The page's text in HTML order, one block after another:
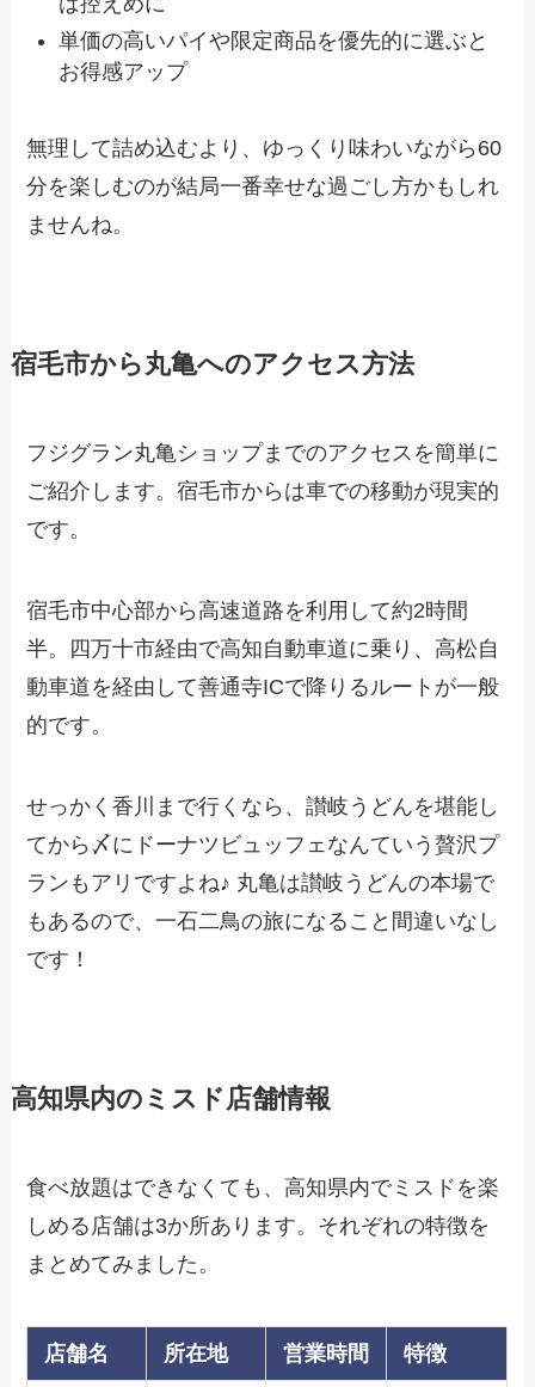
単価の高いパイや限定商品を優先的に選ぶと
お得感アップ
無理して詰め込むより、ゆっくり味わいながら60
分を楽しむのが結局一番幸せな過ごし方かもしれ
ませんね。
宿毛市から丸亀へのアクセス方法
フジグラン丸亀ショップまでのアクセスを簡単に
ご紹介します。宿毛市からは車での移動が現実的
です。
宿毛市中心部から高速道路を利用して約2時間
半。四万十市経由で高知自動車道に乗り、高松自
動車道を経由して善通寺ICで降りるルートが一般
的です。
せっかく香川まで行くなら、讃岐うどんを堪能し
てから〆にドーナツビュッフェなんていう贅沢プ
ランもアリですよね♪ 丸亀は讃岐うどんの本場で
もあるので、一石二鳥の旅になること間違いなし
です！
高知県内のミスド店舗情報
食べ放題はできなくても、高知県内でミスドを楽
しめる店舗は3か所あります。それぞれの特徴を
まとめてみました。
店舗名 所在地 営業時間 特徴